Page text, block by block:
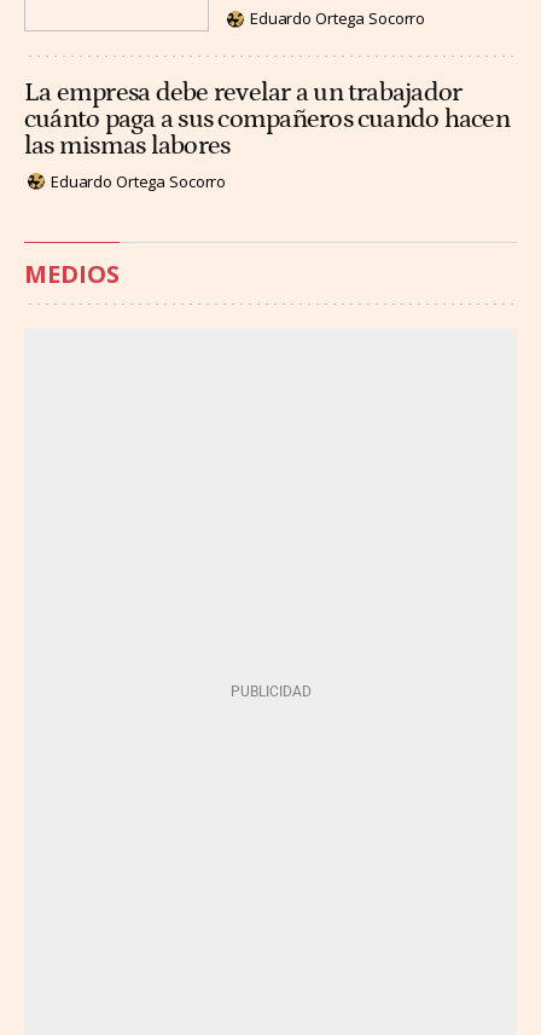
Eduardo Ortega Socorro
La empresa debe revelar a un trabajador
cuánto paga a sus compañeros cuando hacen
las mismas labores
Eduardo Ortega Socorro
MEDIOS